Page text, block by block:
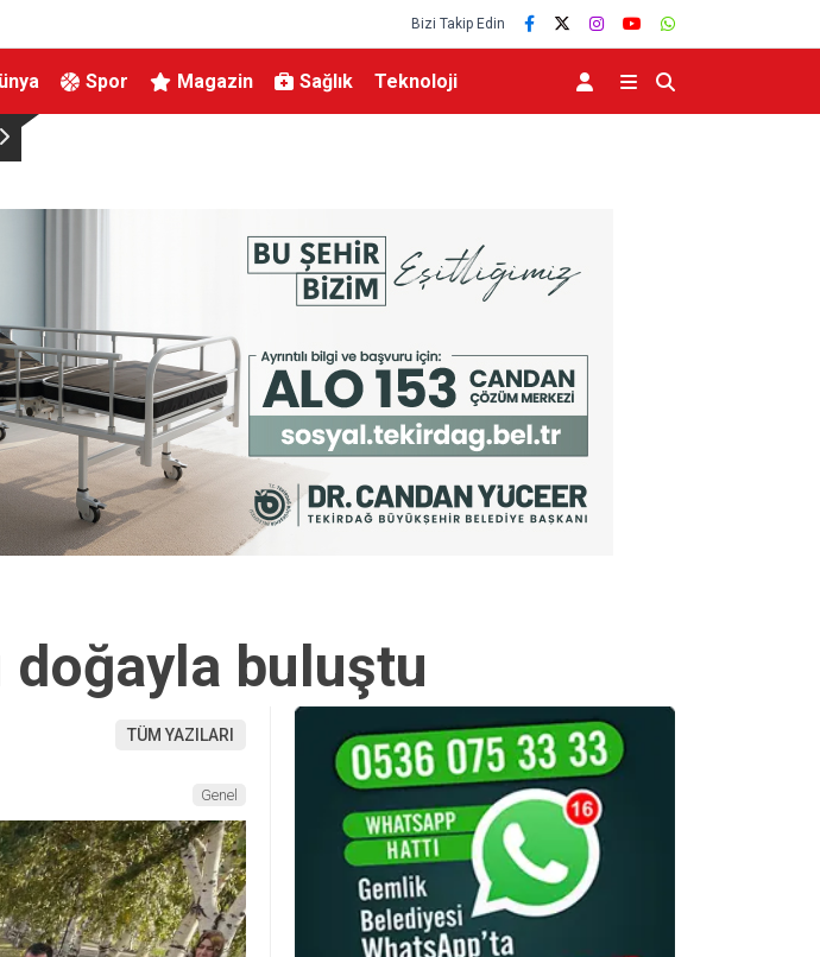
Bizi Takip Edin
Spor Magazin Sağlık Teknoloji
dört bir yanına klasik araç: Dünyada sayılı kalan
doğayla buluştu
TÜM YAZILARI
Genel